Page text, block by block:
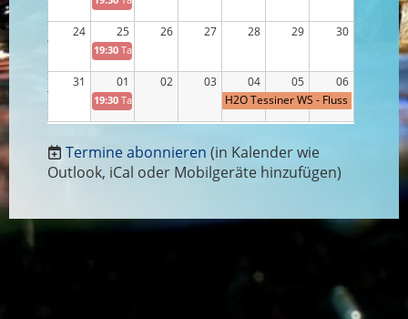
24 25 26 27 28 29 30
31 01 02 03 04 05 06
19:30 Tauchabend
19:30 Tauchabend
H2O Tessiner WS - Fluss
& Bergseetauchen
Termine abonnieren (in Kalender wie
Outlook, iCal oder Mobilgeräte hinzufügen)